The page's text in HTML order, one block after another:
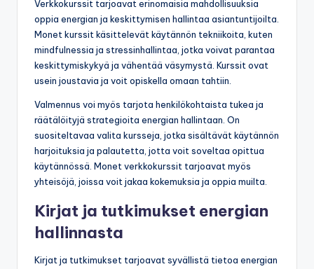
Verkkokurssit tarjoavat erinomaisia mahdollisuuksia
oppia energian ja keskittymisen hallintaa asiantuntijoilta.
Monet kurssit käsittelevät käytännön tekniikoita, kuten
mindfulnessia ja stressinhallintaa, jotka voivat parantaa
keskittymiskykyä ja vähentää väsymystä. Kurssit ovat
usein joustavia ja voit opiskella omaan tahtiin.
Valmennus voi myös tarjota henkilökohtaista tukea ja
räätälöityjä strategioita energian hallintaan. On
suositeltavaa valita kursseja, jotka sisältävät käytännön
harjoituksia ja palautetta, jotta voit soveltaa opittua
käytännössä. Monet verkkokurssit tarjoavat myös
yhteisöjä, joissa voit jakaa kokemuksia ja oppia muilta.
Kirjat ja tutkimukset energian
hallinnasta
Kirjat ja tutkimukset tarjoavat syvällistä tietoa energian